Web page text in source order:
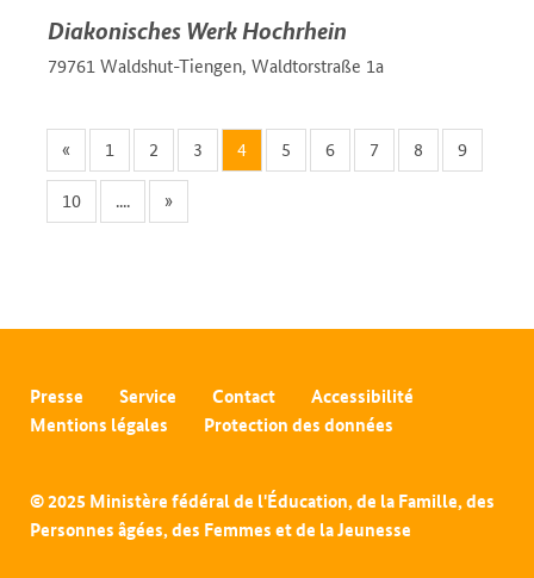
Diakonisches Werk Hochrhein
79761 Waldshut-Tiengen, Waldtorstraße 1a
« 1 2 3 4 5 6 7 8 9
10 .... »
Presse Service Contact
Accessibilité
Mentions légales
Protection des données
© 2025 Ministère fédéral de l'Éducation, de la Famille, des
Personnes âgées, des Femmes et de la Jeunesse